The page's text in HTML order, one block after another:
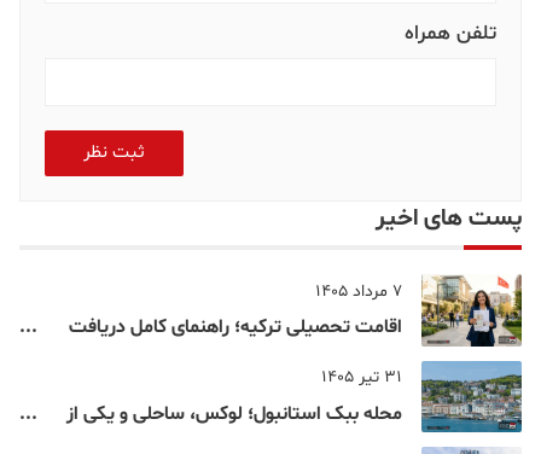
تلفن همراه
ثبت نظر
پست های اخیر
7 مرداد 1405
اقامت تحصیلی ترکیه؛ راهنمای کامل دریافت
31 تیر 1405
محله ببک استانبول؛ لوکس، ساحلی و یکی از